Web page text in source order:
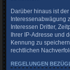
Darüber hinaus ist
Interessenabwägung
Interessen Dritter,
Ihrer IP-Adresse und
Kennung zu
rechtlichen
REGELUNGEN